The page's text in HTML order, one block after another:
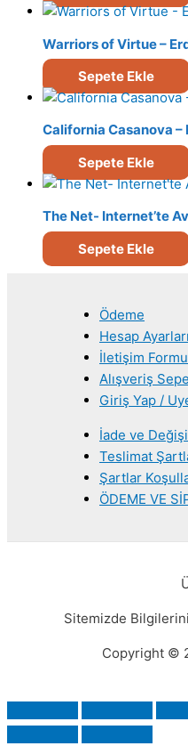
Warriors of Virtue –
Sepete Ekle
California Casanova
Sepete Ekle
The Net- Internet’te
Sepete Ekle
Ödeme
Hesap Ayarları
İletişim Formu
Alışveriş
Giriş Yap /
İade ve
Teslimat
Şartlar
ÖDEME VE
Sitemizde
Copyright ©